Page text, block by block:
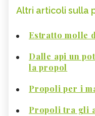
Altri articoli sulla
Estratto molle
Dalle api un
la propol
Propoli per i
Propoli tra gli